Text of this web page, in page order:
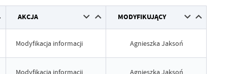
AKCJA MODYFIKUJĄCY
Modyfikacja informacji Agnieszka Jaksoń
Modyfikacja informacji Agnieszka Jaksoń